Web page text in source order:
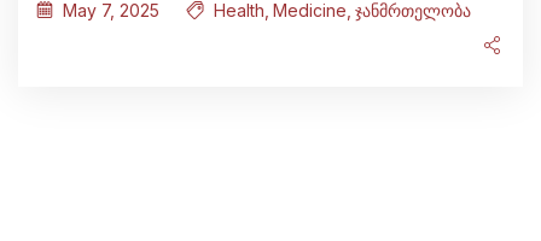
May 7, 2025 Health, Medicine, ჯანმრთელობა